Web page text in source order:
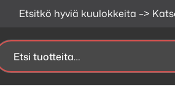
Etsitkö hyviä kuulokkeita –>